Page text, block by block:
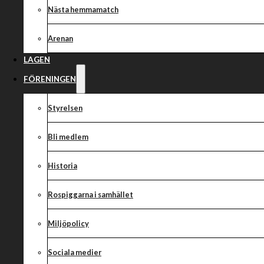
Nästa hemmamatch
Arenan
LAGEN
FÖRENINGEN
Styrelsen
Bli medlem
Historia
Rospiggarna i samhället
Miljöpolicy
Sociala medier
till Roslagen
efter att ha
Indianerna
kvällen med att köra in en 5-1:a men efter två stycken 3-
ytterligare en 4-2:a i Heat 6. Efter sex körda heat hade vi ett